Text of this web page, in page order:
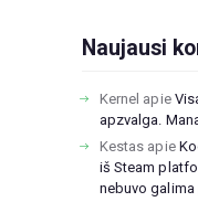
Naujausi
Kernel apie
apzvalga.
Kestas apie
iš Steam
nebuvo galima